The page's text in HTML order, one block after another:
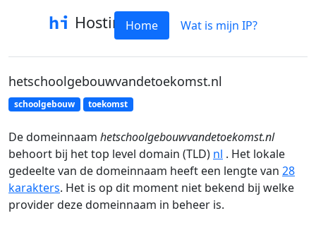
HostinfoHome Wat is mijn IP?
hetschoolgebouwvandetoekomst.nl
schoolgebouw toekomst
De domeinnaam hetschoolgebouwvandetoekomst.nl
behoort bij het top level domain (TLD) nl . Het lokale
gedeelte van de domeinnaam heeft een lengte van 28
karakters. Het is op dit moment niet bekend bij welke
provider deze domeinnaam in beheer is.